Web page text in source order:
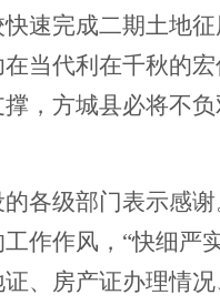
速完成二期土地
当代利在千秋的
，方城县必将不
各级部门表示感
作作风，“快细
、房产证办理情